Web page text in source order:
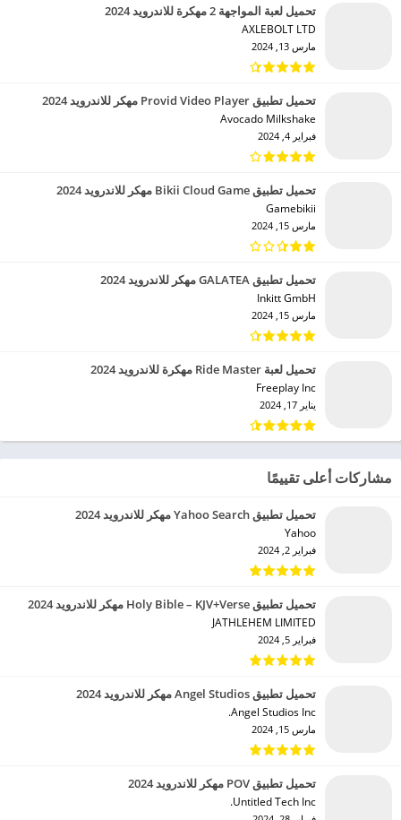
تحميل لعبة المواجهة 2 مهكرة للاندرويد 2024
AXLEBOLT LTD‏
مارس 13, 2024
تحميل تطبيق Provid Video Player مهكر للاندرويد 2024
Avocado Milkshake‏
فبراير 4, 2024
تحميل تطبيق Bikii Cloud Game مهكر للاندرويد 2024
Gamebikii‏
مارس 15, 2024
تحميل تطبيق GALATEA مهكر للاندرويد 2024
Inkitt GmbH‏
مارس 15, 2024
تحميل لعبة Ride Master مهكرة للاندرويد 2024
Freeplay Inc‏
يناير 17, 2024
مشاركات أعلى تقييمًا
تحميل تطبيق Yahoo Search مهكر للاندرويد 2024
Yahoo‏
فبراير 2, 2024
تحميل تطبيق Holy Bible – KJV+Verse مهكر للاندرويد 2024
JATHLEHEM LIMITED‏
فبراير 5, 2024
تحميل تطبيق Angel Studios مهكر للاندرويد 2024
Angel Studios Inc.‏
مارس 15, 2024
تحميل تطبيق POV مهكر للاندرويد 2024
Untitled Tech Inc.‏